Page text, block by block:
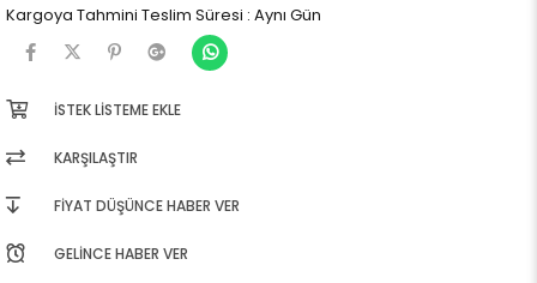
Kargoya Tahmini Teslim Süresi : Aynı Gün
İSTEK LISTEME EKLE
KARŞILAŞTIR
FIYAT DÜŞÜNCE HABER VER
GELINCE HABER VER